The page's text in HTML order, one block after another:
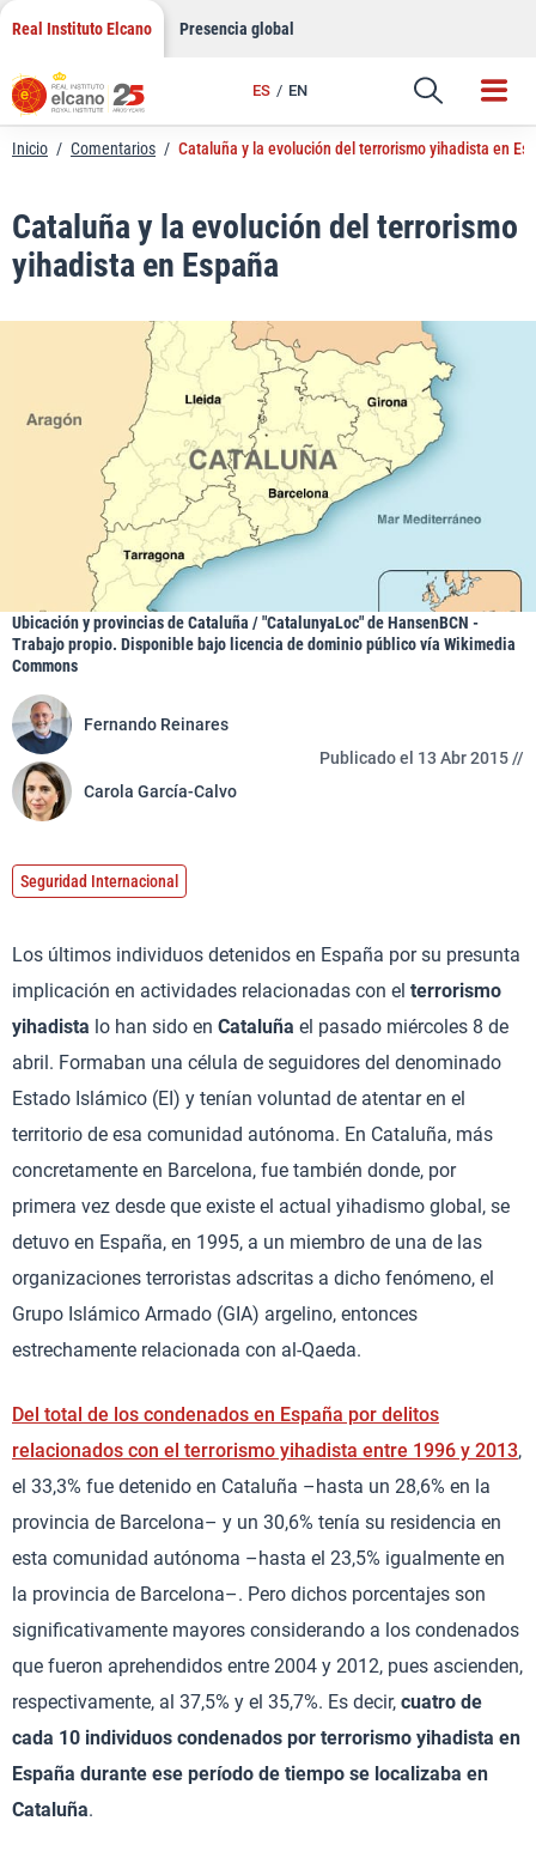
Saltar
contenido
Real Instituto Elcano Presencia global
ES EN
Enlace
Inicio / Comentarios / Cataluña y la evolución del terrorismo yihadista en
Cataluña y la evolución del terrorismo
yihadista en España
Ubicación y provincias de Cataluña / "CatalunyaLoc" de HansenBCN -
Trabajo propio. Disponible bajo licencia de dominio público vía Wikimedia
Commons
Fernando Reinares
Carola García-Calvo
Publicado el 13 Abr 2015 //
Seguridad Internacional
Los últimos individuos detenidos en España por su presunta
implicación en actividades relacionadas con el terrorismo
yihadista lo han sido en Cataluña el pasado miércoles 8 de
abril. Formaban una célula de seguidores del denominado
Estado Islámico (EI) y tenían voluntad de atentar en el
territorio de esa comunidad autónoma. En Cataluña, más
concretamente en Barcelona, fue también donde, por
primera vez desde que existe el actual yihadismo global, se
detuvo en España, en 1995, a un miembro de una de las
organizaciones terroristas adscritas a dicho fenómeno, el
Grupo Islámico Armado (GIA) argelino, entonces
estrechamente relacionada con al-Qaeda.
Del total de los condenados en España por delitos
relacionados con el terrorismo yihadista entre 1996 y 2013,
el 33,3% fue detenido en Cataluña –hasta un 28,6% en la
provincia de Barcelona– y un 30,6% tenía su residencia en
esta comunidad autónoma –hasta el 23,5% igualmente en
la provincia de Barcelona–. Pero dichos porcentajes son
significativamente mayores considerando a los condenados
que fueron aprehendidos entre 2004 y 2012, pues ascienden,
respectivamente, al 37,5% y el 35,7%. Es decir, cuatro de
cada 10 individuos condenados por terrorismo yihadista en
España durante ese período de tiempo se localizaba en
Cataluña.